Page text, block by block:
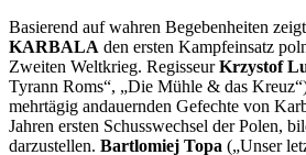
Basierend auf wahren Begebenheiten zeigt
KARBALA den ersten Kampfeinsatz
Zweiten Weltkrieg. RegisseurKrzystof
Tyrann Roms“, „Die Mühle & das
mehrtägig andauernden Gefechte von
Jahren ersten Schusswechsel der Polen,
darzustellen. Bartlomiej Topa („Unser